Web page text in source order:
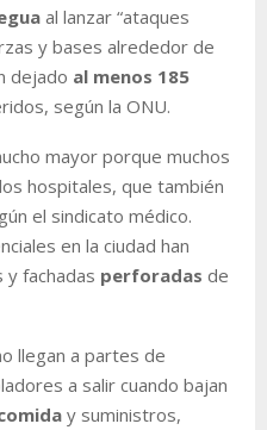
al lanzar “ataques
y bases alrededor de
dejado al menos 185
según la ONU.
mayor porque muchos
hospitales, que también
el sindicato médico.
en la ciudad han
fachadas perforadas de
llegan a partes de
a salir cuando bajan
y suministros,